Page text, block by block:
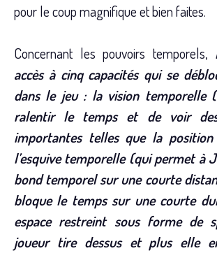
pour le coup magnifique et bien faites.
Concernant les pouvoirs temporels,
accès à cinq capacités qui se
dans le jeu : la vision temporelle
ralentir le temps et de voir
importantes telles que la position
l’esquive temporelle (qui permet à
bond temporel sur une courte
bloque le temps sur une courte
espace restreint sous forme de
joueur tire dessus et plus elle